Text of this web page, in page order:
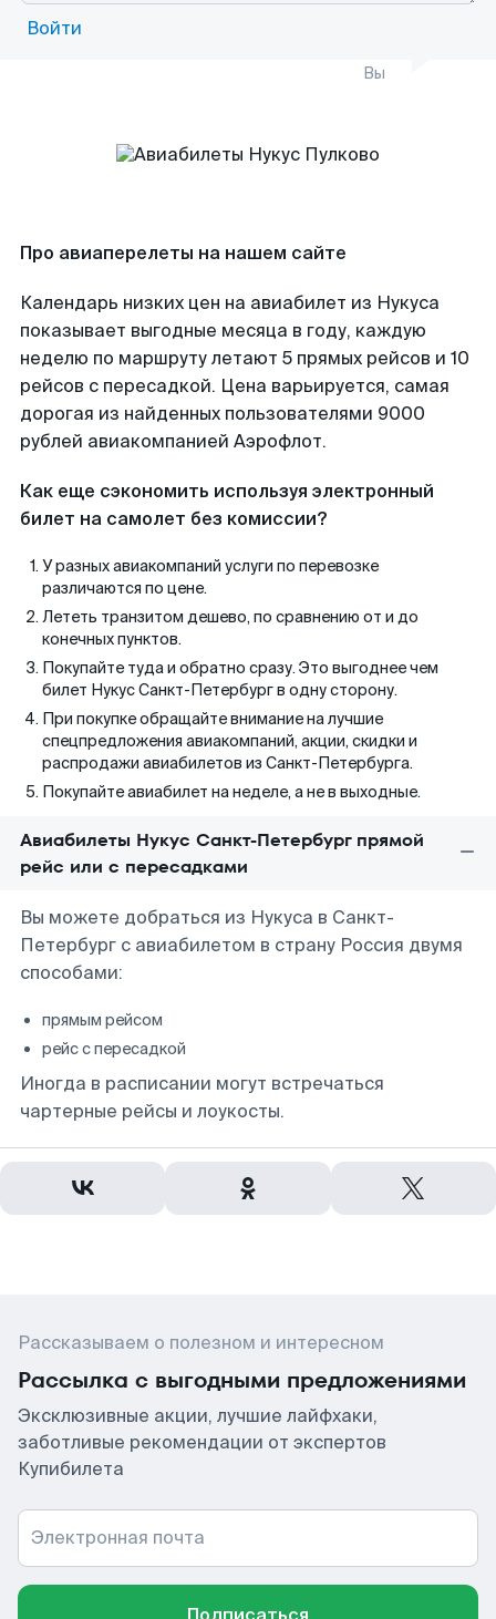
Войти
Вы
Про авиаперелеты на нашем сайте
Календарь низких цен на авиабилет из Нукуса
показывает выгодные месяца в году, каждую
неделю по маршруту летают 5 прямых рейсов и 10
рейсов с пересадкой. Цена варьируется, самая
дорогая из найденных пользователями 9000
рублей авиакомпанией Аэрофлот.
Как еще сэкономить используя электронный
билет на самолет без комиссии?
У разных авиакомпаний услуги по перевозке
различаются по цене.
Лететь транзитом дешево, по сравнению от и до
конечных пунктов.
Покупайте туда и обратно сразу. Это выгоднее чем
билет Нукус Санкт-Петербург в одну сторону.
При покупке обращайте внимание на лучшие
спецпредложения авиакомпаний, акции, скидки и
распродажи авиабилетов из Санкт-Петербурга.
Покупайте авиабилет на неделе, а не в выходные.
Авиабилеты Нукус Санкт-Петербург прямой
рейс или с пересадками
Вы можете добраться из Нукуса в Санкт-
Петербург с авиабилетом в страну Россия двумя
способами:
прямым рейсом
рейс с пересадкой
Иногда в расписании могут встречаться
чартерные рейсы и лоукосты.
Рассказываем о полезном и интересном
Рассылка с выгодными предложениями
Эксклюзивные акции, лучшие лайфхаки,
заботливые рекомендации от экспертов
Купибилета
Электронная почта